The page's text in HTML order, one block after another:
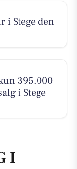
i Stege den
395.000
i Stege
I